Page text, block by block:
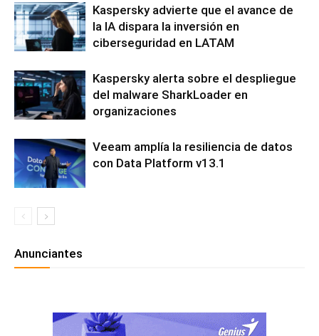
Kaspersky advierte que el avance de
la IA dispara la inversión en
ciberseguridad en LATAM
Kaspersky alerta sobre el despliegue
del malware SharkLoader en
organizaciones
Veeam amplía la resiliencia de datos
con Data Platform v13.1
Anunciantes